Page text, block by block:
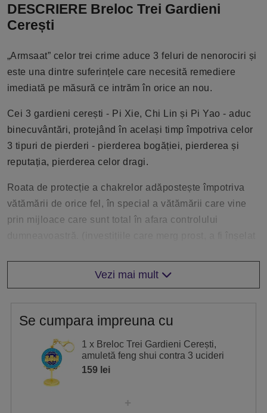
DESCRIERE Breloc Trei Gardieni
Cerești
„Armsaat” celor trei crime aduce 3 feluri de nenorociri și
este una dintre suferințele care necesită remediere
imediată pe măsură ce intrăm în orice an nou.
Cei 3 gardieni cerești - Pi Xie, Chi Lin și Pi Yao - aduc
binecuvântări, protejând în același timp împotriva celor
3 tipuri de pierderi - pierderea bogăției, pierderea și
reputația, pierderea celor dragi.
Roata de protecție a chakrelor adăpostește împotriva
vătămării de orice fel, în special a vătămării care vine
prin mijloace care sunt total în afara controlului
Se poartă la chei, rucsac, geantă sau se etalează în
Dimensiunile brelocurilor sunt: L 14 cm, respectiv L 11
Cum să folosești remediile Feng Shui în funcție de
Stelele Zburătoare
Vezi mai mult
Se cumpara impreuna cu
1 x Breloc Trei Gardieni Cerești,
amuletă feng shui contra 3 ucideri
159 lei